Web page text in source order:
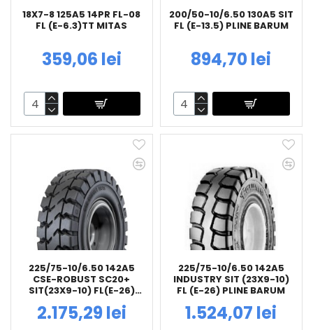
18X7-8 125A5 14PR FL-08
FL (E-6.3)TT MITAS
359,06 lei
200/50-10/6.50 130A5 SIT
FL (E-13.5) PLINE BARUM
894,70 lei
225/75-10/6.50 142A5
CSE-ROBUST SC20+
SIT(23X9-10) FL(E-26)
CONTINENTAL
2.175,29 lei
225/75-10/6.50 142A5
INDUSTRY SIT (23X9-10)
FL (E-26) PLINE BARUM
1.524,07 lei